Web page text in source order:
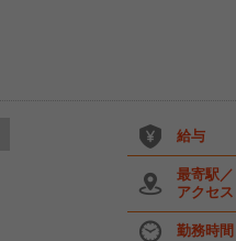
給与
最寄駅／
アクセス
勤務時間